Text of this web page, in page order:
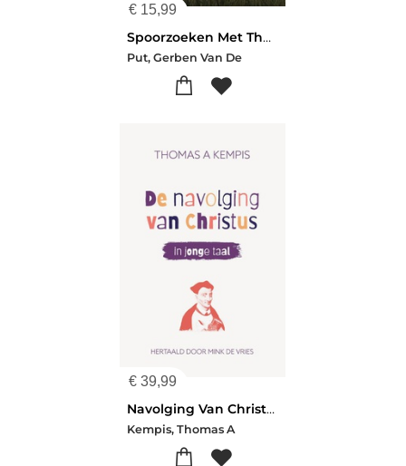
€ 15,99
Spoorzoeken Met Thomas A Kempis
Put, Gerben Van De
€ 39,99
Navolging Van Christus
Kempis, Thomas A